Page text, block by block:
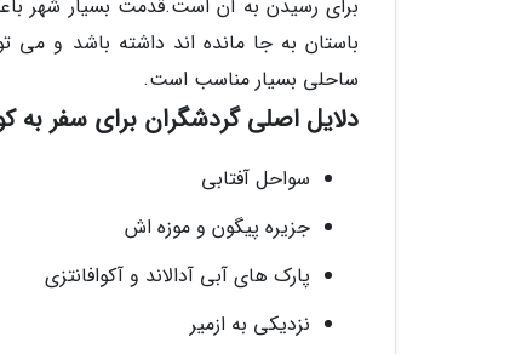
برای رسیدن به آن است.قدمت بسیار شهر
باستان به جا مانده اند داشته باشد و می
ساحلی بسیار مناسب است.
دلایل اصلی گردشگران برای سفر
سواحل آفتابی
جزیره پیگون و موزه اش
پارک های آبی آدالاند و آکوافانتزی
نزدیکی به ازمیر